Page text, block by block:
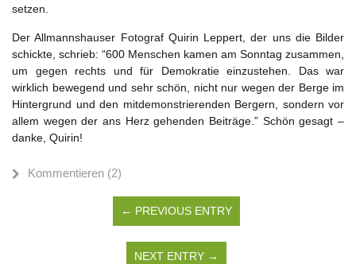
setzen.
Der Allmannshauser Fotograf Quirin Leppert, der uns die Bilder
schickte, schrieb: “600 Menschen kamen am Sonntag zusammen,
um gegen rechts und für Demokratie einzustehen. Das war
wirklich bewegend und sehr schön, nicht nur wegen der Berge im
Hintergrund und den mitdemonstrierenden Bergern, sondern vor
allem wegen der ans Herz gehenden Beiträge.” Schön gesagt –
danke, Quirin!
Kommentieren (2)
← PREVIOUS ENTRY
NEXT ENTRY →